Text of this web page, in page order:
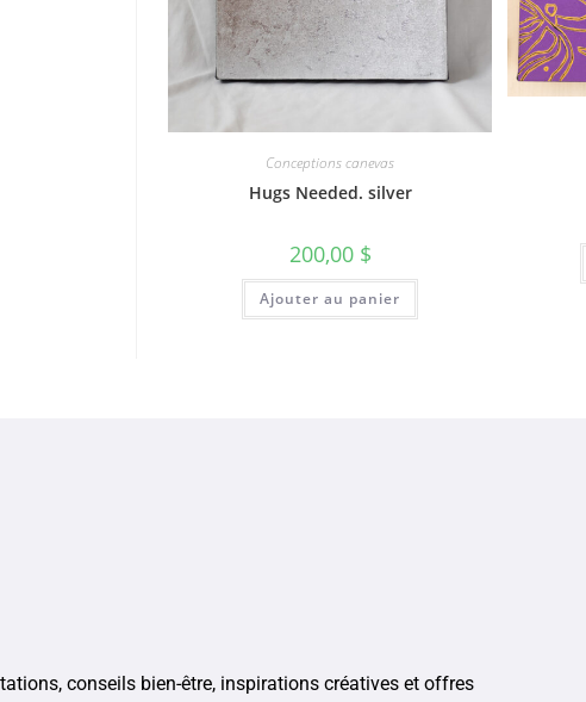
Conceptions canevas
Hugs Needed. silver
200,00 $
Ajouter au panier
conseils bien-être, inspirations créatives et offres